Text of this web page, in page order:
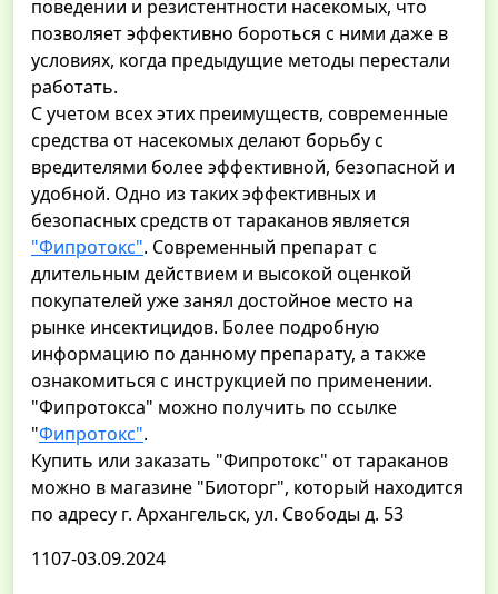
поведении и резистентности насекомых, что
позволяет эффективно бороться с ними даже в
условиях, когда предыдущие методы перестали
работать.
С учетом всех этих преимуществ, современные
средства от насекомых делают борьбу с
вредителями более эффективной, безопасной и
удобной. Одно из таких эффективных и
безопасных средств от тараканов является
"Фипротокс". Современный препарат с
длительным действием и высокой оценкой
покупателей уже занял достойное место на
рынке инсектицидов. Более подробную
информацию по данному препарату, а также
ознакомиться с инструкцией по применении.
"Фипротокса" можно получить по ссылке
"Фипротокс".
Купить или заказать "Фипротокс" от тараканов
можно в магазине "Биоторг", который находится
по адресу г. Архангельск, ул. Свободы д. 53
1107-03.09.2024